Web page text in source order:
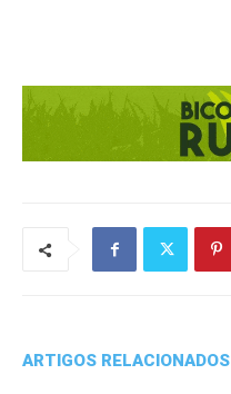
ARTIGOS RELACIONADOS